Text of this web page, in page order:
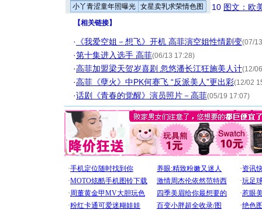
小丫青涩童年照曝光 女星卖乳求荣情色图
10 图文：欧
【相关链接】
· 《我爱空姐－想飞》开机 高菲演空姐性情剧变(07/
·第十集进入选手 高菲(06/13 17:28)
·高菲加盟梁天贺岁喜剧 忽悠潘长江狂施美人计(12/
·高菲《孽火》中PK何赛飞 “反派美人”更出彩(12/02
·话剧《青春的觉醒》演员照片－高菲(05/19 17:07)